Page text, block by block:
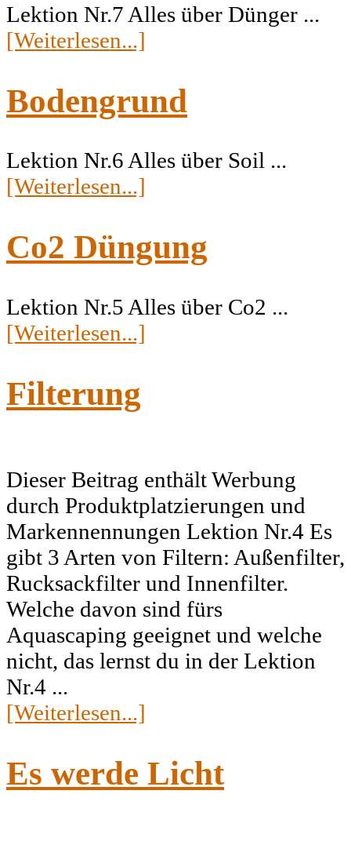
Lektion Nr.7 Alles über Dünger ...
[Weiterlesen...]
Bodengrund
Lektion Nr.6 Alles über Soil ...
[Weiterlesen...]
Co2 Düngung
Lektion Nr.5 Alles über Co2 ...
[Weiterlesen...]
Filterung
Dieser Beitrag enthält Werbung
durch Produktplatzierungen und
Markennennungen Lektion Nr.4 Es
gibt 3 Arten von Filtern: Außenfilter,
Rucksackfilter und Innenfilter.
Welche davon sind fürs
Aquascaping geeignet und welche
nicht, das lernst du in der Lektion
Nr.4 ...
[Weiterlesen...]
Es werde Licht